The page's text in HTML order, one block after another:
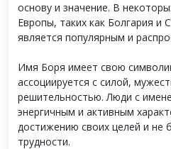
основу и значение. В
Европы, таких как Болгария и
является популярным и
Имя Боря имеет свою
ассоциируется с силой,
решительностью. Люди с
энергичным и активным
достижению своих целей и не
трудности.